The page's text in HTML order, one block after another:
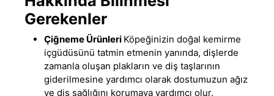
Gerekenler
Çiğneme Ürünleri Köpeğinizin doğal kemirme
içgüdüsünü tatmin etmenin yanında, dişlerde
zamanla oluşan plakların ve diş taşlarının
giderilmesine yardımcı olarak dostumuzun ağız
ve diş sağlığını korumaya yardımcı olur.